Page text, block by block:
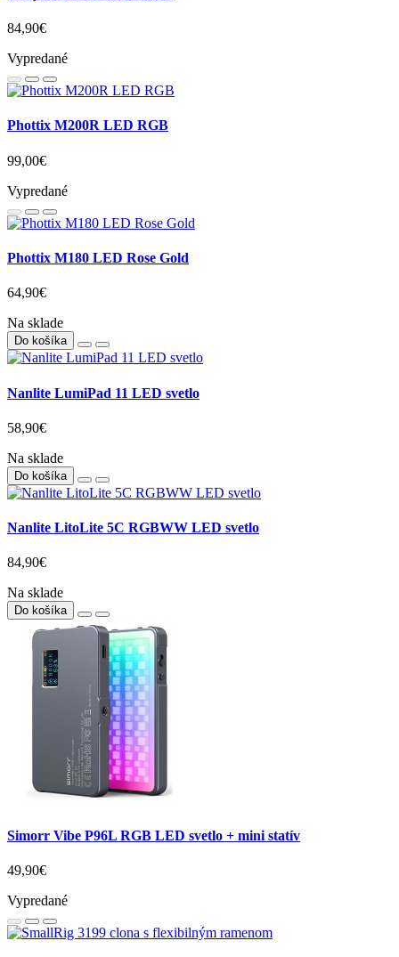
84,90€
Vypredané
Phottix M200R LED RGB
99,00€
Vypredané
Phottix M180 LED Rose Gold
64,90€
Na sklade
Do košíka
Nanlite LumiPad 11 LED svetlo
58,90€
Na sklade
Do košíka
Nanlite LitoLite 5C RGBWW LED svetlo
84,90€
Na sklade
Do košíka
Simorr Vibe P96L RGB LED svetlo + mini statív
49,90€
Vypredané